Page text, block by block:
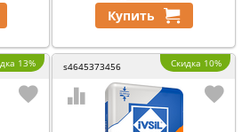
Купить
13% s4645373456 Скидка 10%